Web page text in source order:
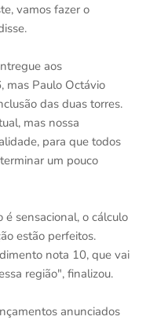
vamos fazer o
aos
mas Paulo Octávio
das duas torres.
mas nossa
para que todos
um pouco
sensacional, o cálculo
estão perfeitos.
nota 10, que vai
região", finalizou.
anunciados